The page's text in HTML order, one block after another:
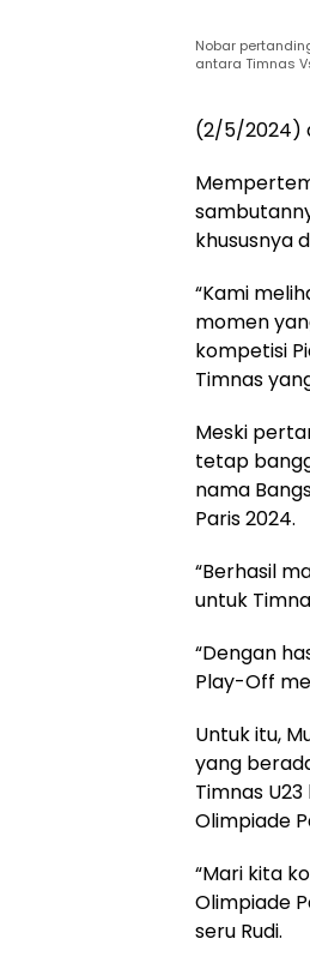
Nobar
antara Timnas
(2/5/2024)
khususnya
“Kami
momen
kompetisi
Timnas
Meski
tetap
nama
Paris 2024.
“Berhasil
untuk
“Dengan
Play-Off
Untuk itu,
yang
Timnas
Olimpiade
“Mari kita
Olimpiade
seru Rudi.